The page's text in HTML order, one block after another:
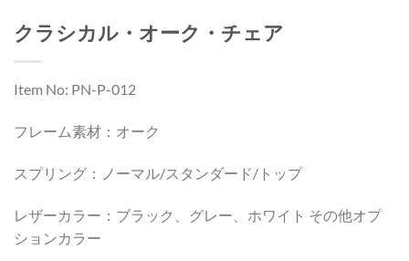
クラシカル・オーク・チェア
Item No: PN-P-012
フレーム素材：オーク
スプリング：ノーマル/スタンダード/トップ
レザーカラー：ブラック、グレー、ホワイト その他オプ
ションカラー